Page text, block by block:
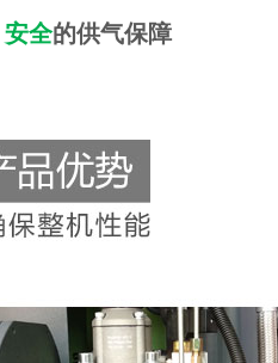
全的供气保障